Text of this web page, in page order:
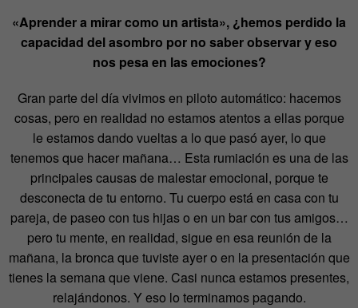
«Aprender a mirar como un artista», ¿hemos perdido la
capacidad del asombro por no saber observar y eso
nos pesa en las emociones?
Gran parte del día vivimos en piloto automático: hacemos
cosas, pero en realidad no estamos atentos a ellas porque
le estamos dando vueltas a lo que pasó ayer, lo que
tenemos que hacer mañana… Esta rumiación es una de las
principales causas de malestar emocional, porque te
desconecta de tu entorno. Tu cuerpo está en casa con tu
pareja, de paseo con tus hijas o en un bar con tus amigos…
pero tu mente, en realidad, sigue en esa reunión de la
mañana, la bronca que tuviste ayer o en la presentación que
tienes la semana que viene. Casi nunca estamos presentes,
relajándonos. Y eso lo terminamos pagando.